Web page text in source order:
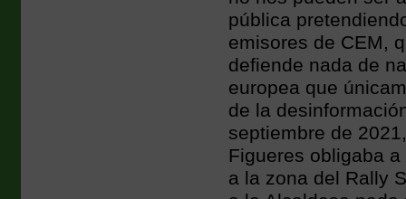
pública
emisores de CEM,
defiende nada de
europea que
de la
septiembre de
Figueres obligaba
a la zona del Rally